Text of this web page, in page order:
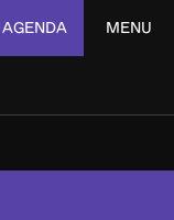
AGENDA MENU